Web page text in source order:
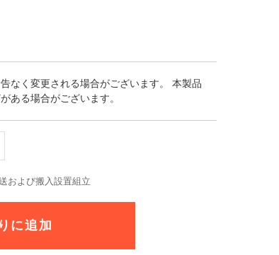
なく変更される場合がございます。 本製品
ある場合がございます。
および搬入設置組立